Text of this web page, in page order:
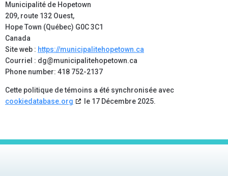
Municipalité de Hopetown
209, route 132 Ouest,
Hope Town (Québec) G0C 3C1
Canada
Site web : https://municipalitehopetown.ca
Courriel : dg@municipalitehopetown.ca
Phone number: 418 752-2137
Cette politique de témoins a été synchronisée avec
cookiedatabase.org
le 17 Décembre 2025.